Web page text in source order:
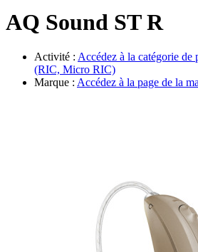
AQ Sound ST R
Activité : Accédez à la catégorie de
(RIC, Micro RIC)
Marque : Accédez à la page de la